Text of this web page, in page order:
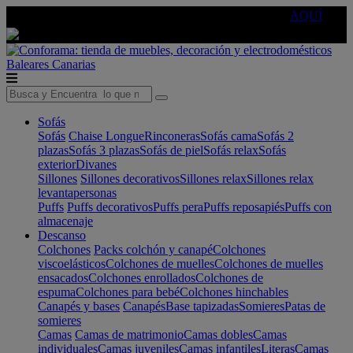
AQUÍ
Baleares Canarias
Sofás
Sofás Chaise LongueRinconerasSofás camaSofás 2
plazasSofás 3 plazasSofás de pielSofás relaxSofás
exteriorDivanes
Sillones Sillones decorativosSillones relaxSillones relax
levantapersonas
Puffs Puffs decorativosPuffs peraPuffs reposapiésPuffs con
almacenaje
Descanso
Colchones Packs colchón y canapéColchones
viscoelásticosColchones de muellesColchones de muelles
ensacadosColchones enrolladosColchones de
espumaColchones para bebéColchones hinchables
Canapés y bases CanapésBase tapizadasSomieresPatas de
somieres
Camas Camas de matrimonioCamas doblesCamas
individualesCamas juvenilesCamas infantilesLiterasCamas